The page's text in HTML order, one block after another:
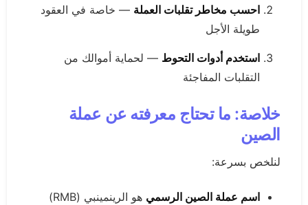
احسب مخاطر تقلبات العملة — خاصة في العقود
طويلة الأجل
استخدم أدوات التحوط — لحماية أموالك من
التقلبات المفاجئة
خلاصة: ما تحتاج معرفته عن عملة
الصين
لنلخص بسرعة:
اسم عملة الصين الرسمي هو الرينمينبي (RMB)